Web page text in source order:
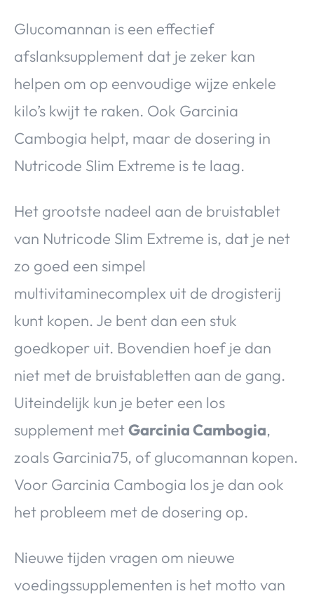
Glucomannan is een effectief
afslanksupplement dat je zeker kan
helpen om op eenvoudige wijze enkele
kilo’s kwijt te raken. Ook Garcinia
Cambogia helpt, maar de dosering in
Nutricode Slim Extreme is te laag.
Het grootste nadeel aan de bruistablet
van Nutricode Slim Extreme is, dat je net
zo goed een simpel
multivitaminecomplex uit de drogisterij
kunt kopen. Je bent dan een stuk
goedkoper uit. Bovendien hoef je dan
niet met de bruistabletten aan de gang.
Uiteindelijk kun je beter een los
supplement metGarcinia Cambogia,
zoals Garcinia75, of glucomannan kopen.
Voor Garcinia Cambogia los je dan ook
het probleem met de dosering op.
Nieuwe tijden vragen om nieuwe
voedingssupplementen is het motto van